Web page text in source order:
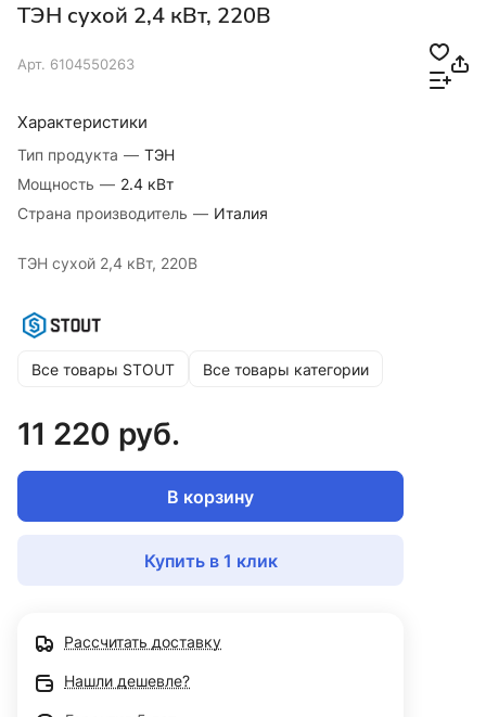
ТЭН сухой 2,4 кВт, 220B
Арт. 6104550263
Характеристики
Тип продукта — ТЭН
Мощность — 2.4 кВт
Страна производитель — Италия
ТЭН сухой 2,4 кВт, 220B
Все товары STOUT Все товары категории
11 220 руб.
В корзину
Купить в 1 клик
Рассчитать доставку
Нашли дешевле?